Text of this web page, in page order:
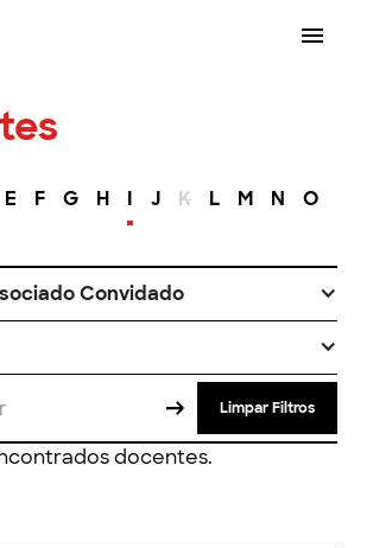
E F G H I J K L M N O
Convidado
Limpar Filtros
docentes.